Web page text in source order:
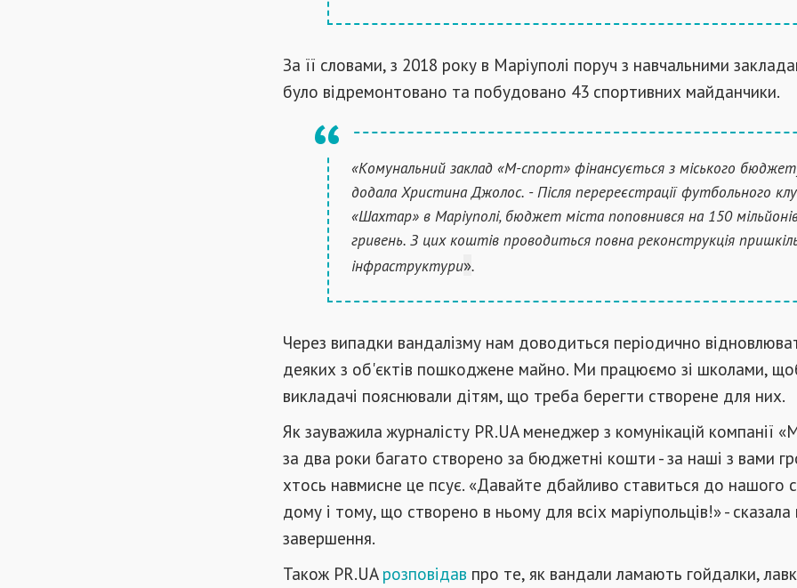
За її словами, з 2018 року в Маріуполі поруч з навчальними
було відремонтовано та побудовано 43 спортивних майданчики.
«Комунальний заклад «М-спорт» фінансується з міського
додала Христина Джолос. - Після перереєстрації футбольного
«Шахтар» в Маріуполі, бюджет міста поповнився на 150
гривень. З цих коштів проводиться повна реконструкція
інфраструктури».
Через випадки вандалізму нам доводиться періодично
деяких з об'єктів пошкоджене майно. Ми працюємо зі школами,
викладачі пояснювали дітям, що треба берегти створене для них.
Як зауважила журналісту PR.UA менеджер з комунікацій компанії
за два роки багато створено за бюджетні кошти - за наші з вами
хтось навмисне це псує. «Давайте дбайливо ставиться до нашого
дому і тому, що створено в ньому для всіх маріупольців!» -
завершення.
Також PR.UA розповідав про те, як вандали ламають гойдалки,